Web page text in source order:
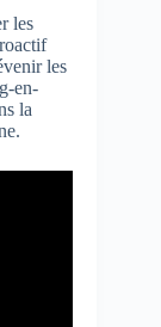
les
les
en-
la